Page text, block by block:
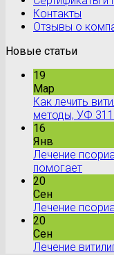
Контакты
Отзывы о
Новые статьи
19
Мар
Как лечить
методы, УФ
16
Янв
Лечение
помогает
20
Сен
Лечение
20
Сен
Лечение